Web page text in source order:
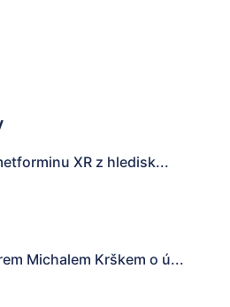
XR z hledisk...
Michalem Krškem o ú...